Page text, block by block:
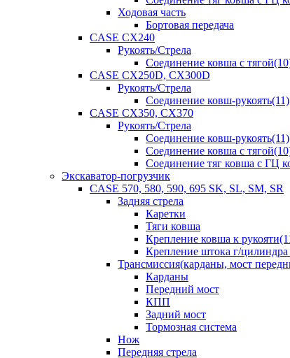
Ходовая часть
Бортовая передача
CASE CX240
Рукоять/Стрела
Соединение ковша с
CASE CX250D, CX300D
Рукоять/Стрела
Соединение ковш-рукоять(11)
CASE CX350, CX370
Рукоять/Стрела
Соединение ковш-рукоять(11)
Соединение ковша с
Соединение тяг ковша с ГЦ
Экскаватор-погрузчик
CASE 570, 580, 590, 695 SK, SL, SM, SR
Задняя стрела
Каретки
Тяги ковша
Крепление ковша к
Крепление штока г/цилиндра
Трансмиссия(карданы, мост
Карданы
Передний мост
КПП
Задний мост
Тормозная система
Нож
Передняя стрела